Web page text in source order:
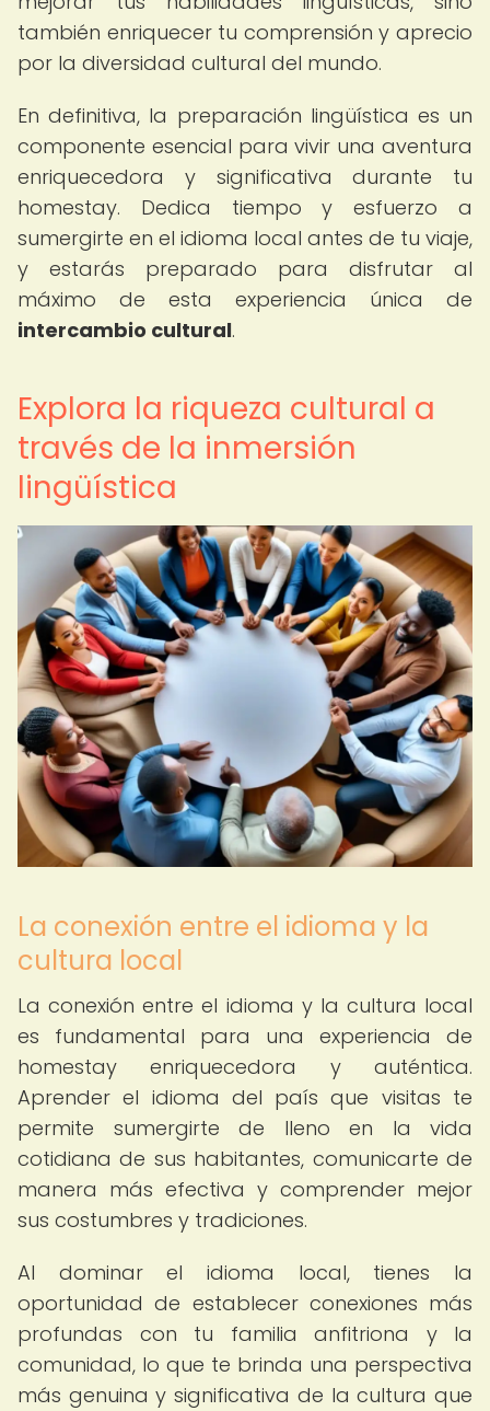
también enriquecer tu comprensión y aprecio
por la diversidad cultural del mundo.
En definitiva, la preparación lingüística es un
componente esencial para vivir una aventura
enriquecedora y significativa durante tu
homestay. Dedica tiempo y esfuerzo a
sumergirte en el idioma local antes de tu viaje,
y estarás preparado para disfrutar al
máximo de esta experiencia única de
intercambio cultural.
Explora la riqueza cultural a
través de la inmersión
lingüística
La conexión entre el idioma y la
cultura local
La conexión entre el idioma y la cultura local
es fundamental para una experiencia de
homestay enriquecedora y auténtica.
Aprender el idioma del país que visitas te
permite sumergirte de lleno en la vida
cotidiana de sus habitantes, comunicarte de
manera más efectiva y comprender mejor
sus costumbres y tradiciones.
Al dominar el idioma local, tienes la
oportunidad de establecer conexiones más
profundas con tu familia anfitriona y la
comunidad, lo que te brinda una perspectiva
más genuina y significativa de la cultura que